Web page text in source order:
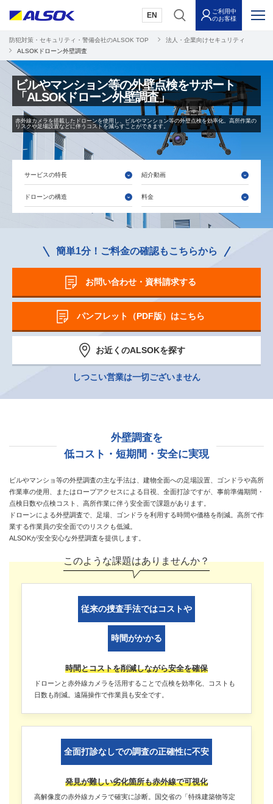
EN
ご利用中
のお客様
防犯対策・セキュリティ・警備会社のALSOK TOP
法人・企業向けセキュリティ
ALSOKドローン外壁調査
ビルやマンション等の外壁点検をサポート
「ALSOKドローン外壁調査」
赤外線カメラを搭載したドローンを使用し、ビルやマンション等の外壁点検を効率化。高所作業の
リスクや足場設置などに伴うコストを減らすことができます。
サービスの特長 紹介動画
ドローンの構造 料金
簡単1分！ご料金の確認もこちらから
お問い合わせ・資料請求する
パンフレット（PDF版）はこちら
お近くのALSOKを探す
しつこい営業は一切ございません
外壁調査を
低コスト・短期間・安全に実現
ビルやマンショ等の外壁調査の主な手法は、建物全面への足場設置、ゴンドラや高所
作業車の使用、またはロープアクセスによる目視、全面打診ですが、 事前準備期間・
点検日数や点検コスト、高所作業に伴う安全面で課題があります。
ドローンによる外壁調査で、足場、ゴンドラを利用する時間や価格を削減。高所で作
業する作業員の安全面でのリスクも低減。
ALSOKが安全安心な外壁調査を提供します。
このような課題はありませんか？
従来の捜査手法ではコストや
時間がかかる
時間とコストを削減しながら安全を確保
ドローンと赤外線カメラを活用することで点検を効率化、コストも
日数も削減。遠隔操作で作業員も安全です。
全面打診なしでの調査の正確性に不安
発見が難しい劣化箇所も赤外線で可視化
高解像度の赤外線カメラで確実に診断。国交省の「特殊建築物等定